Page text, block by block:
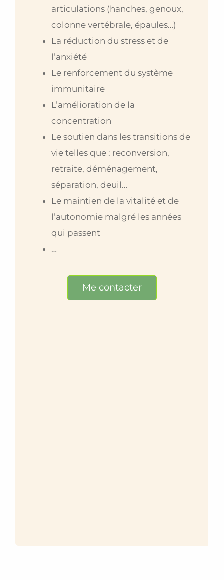
articulations (hanches, genoux,
colonne vertébrale, épaules…)
La réduction du stress et de
l’anxiété
Le renforcement du système
immunitaire
L’amélioration de la
concentration
Le soutien dans les transitions de
vie telles que : reconversion,
retraite, déménagement,
séparation, deuil…
Le maintien de la vitalité et de
l’autonomie malgré les années
qui passent
…
Me contacter